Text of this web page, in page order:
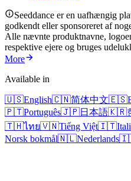
Seeddance er en uafhængig
godkendt eller sponsoreret af
Alle nævnte produktnavne,
respektive ejere og bruges
More
Available in
🇺🇸English🇨🇳简体中文🇪🇸
🇵🇹Português🇯🇵日本語🇰🇷
🇹🇭ไทย🇻🇳Tiếng Việt🇮🇹
Norsk bokmål🇳🇱Nederlands